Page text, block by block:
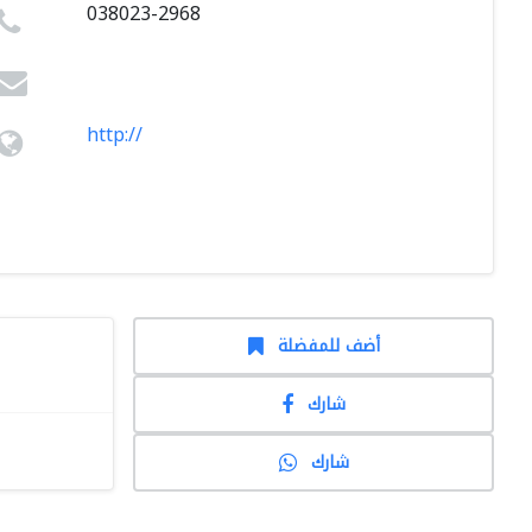
038023-2968
http://
أضف للمفضلة
شارك
شارك